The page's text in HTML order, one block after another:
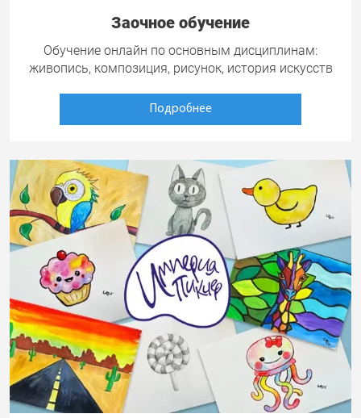
Заочное обучение
Обучение онлайн по основным дисциплинам:
живопись, композиция, рисунок, история искусств
Подробнее